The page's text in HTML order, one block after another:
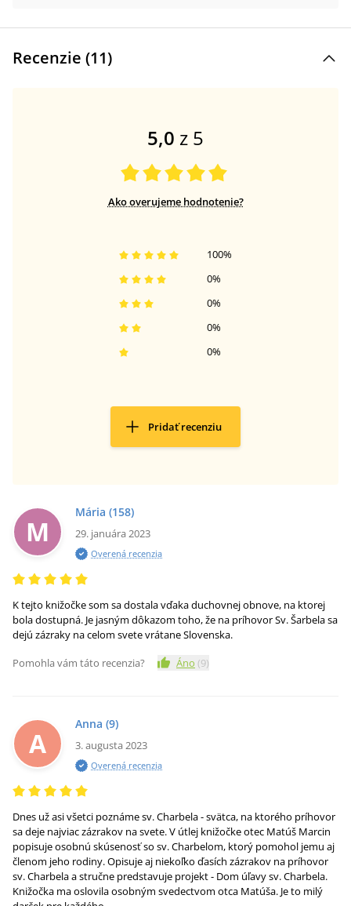
Recenzie (11)
5,0 z 5
Ako overujeme hodnotenie?
0%
0%
0%
0%
100%
Pridať recenziu
M
Mária (158)
29. januára 2023
Overená recenzia
K tejto knižočke som sa dostala vďaka duchovnej obnove, na ktorej
bola dostupná. Je jasným dôkazom toho, že na príhovor Sv. Šarbela sa
dejú zázraky na celom svete vrátane Slovenska.
Pomohla vám táto recenzia?
Áno (9)
A
Anna (9)
3. augusta 2023
Overená recenzia
Dnes už asi všetci poznáme sv. Charbela - svätca, na ktorého príhovor
sa deje najviac zázrakov na svete. V útlej knižočke otec Matúš Marcin
popisuje osobnú skúsenosť so sv. Charbelom, ktorý pomohol jemu aj
členom jeho rodiny. Opisuje aj niekoľko ďasích zázrakov na príhovor
sv. Charbela a stručne predstavuje projekt - Dom úľavy sv. Charbela.
Knižočka ma oslovila osobným svedectvom otca Matúša. Je to milý